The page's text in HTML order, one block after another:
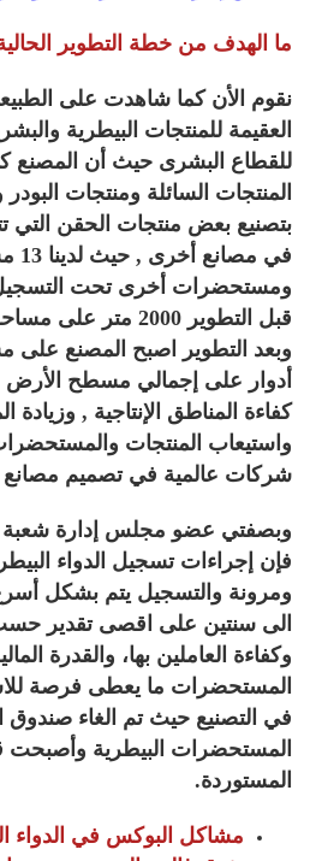
ما الهدف من خطة التطوير
نقوم الأن كما شاهدت على
العقيمة للمنتجات البيطرية
للقطاع البشرى حيث أن المصنع
المنتجات السائلة ومنتجات
بتصنيع بعض منتجات الحقن التي
في
ومستحضرات أخرى تحت
قبل التطوير 2000
كفاءة المناطق الإنتاجية , وزيادة
واستيعاب المنتجات
شركات عالمية في تصميم مصانع
وبصفتي عضو مجلس إدارة شعبة
فإن إجراءات تسجيل الدواء
ومرونة والتسجيل يتم بشكل
الى سنتين على اقصى تقدير
وكفاءة العاملين بها، والقدرة
المستحضرات ما يعطى فرصة
في التصنيع حيث تم الغاء
المستحضرات البيطرية وأصبحت
المستوردة.
مشاكل البوكس في الدواء